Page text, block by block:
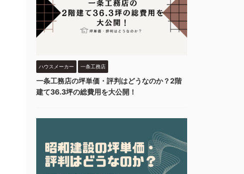
ハウスメーカー 一条工務店
一条工務店の坪単価・評判はどうなのか？2階
建て36.3坪の総費用を大公開！